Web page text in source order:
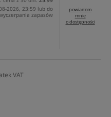
2026, 23:59 lub do
zapasów
powiadom
mnie
o dostępności
VAT